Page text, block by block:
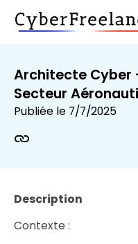
Architecte Cyber -
Secteur
Publiée le 7/7/2025
Description
Contexte :